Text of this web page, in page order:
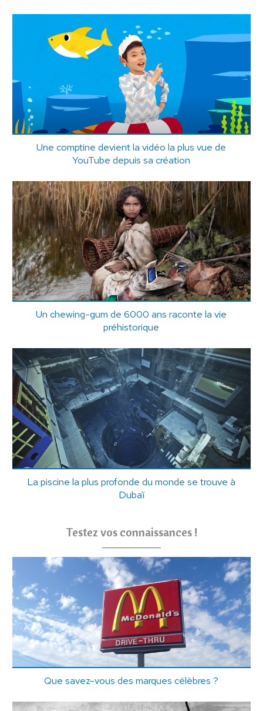
Une comptine devient la vidéo la plus vue de
YouTube depuis sa création
Un chewing-gum de 6000 ans raconte la vie
préhistorique
La piscine la plus profonde du monde se trouve à
Dubaï
Testez vos connaissances !
Que savez-vous des marques célèbres ?